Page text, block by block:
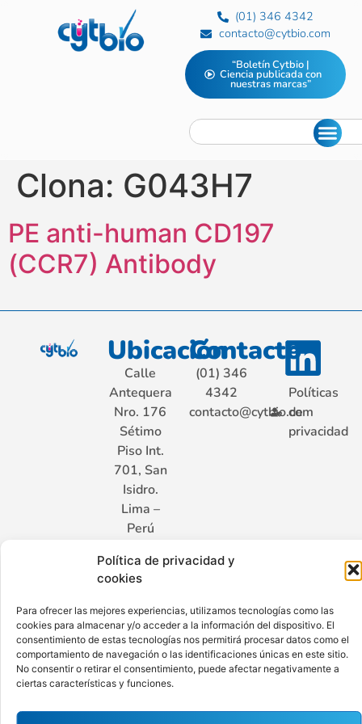
Política de privacidad y
cookies
Para ofrecer las mejores experiencias, utilizamos tecnologías como las
cookies para almacenar y/o acceder a la información del dispositivo. El
consentimiento de estas tecnologías nos permitirá procesar datos como el
comportamiento de navegación o las identificaciones únicas en este sitio.
No consentir o retirar el consentimiento, puede afectar negativamente a
ciertas características y funciones.
(01) 346 4342
contacto@cytbio.com
“Boletín Cytbio |
Ciencia publicada con
nuestras marcas”
Clona: G043H7
PE anti-human CD197
(CCR7) Antibody
Ubicación
Calle
Antequera
Nro. 176
Sétimo
Piso Int.
701, San
Isidro.
Lima –
Perú
Contacto
(01) 346
4342
contacto@cytbio.com
Políticas
de
privacidad